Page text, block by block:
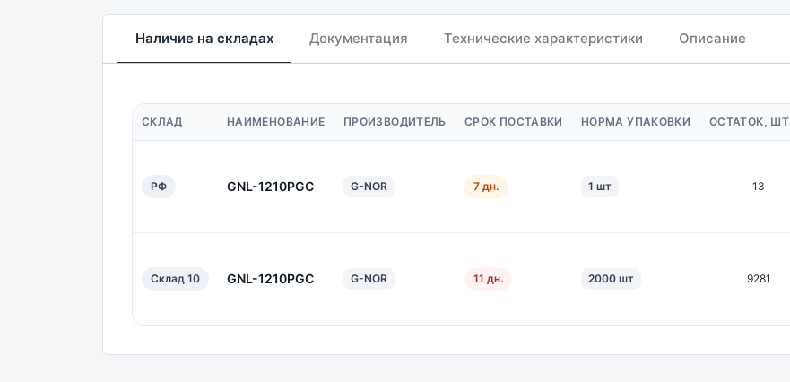
Наличие на складах Документация Технические характеристики Описание
СКЛАД НАИМЕНОВАНИЕ ПРОИЗВОДИТЕЛЬ СРОК ПОСТАВКИ НОРМА УПАКОВКИ ОСТАТОК, ШТ
РФ GNL-1210PGC G-NOR 7 дн. 1 шт 13
Склад 10 GNL-1210PGC G-NOR 11 дн. 2000 шт 9281